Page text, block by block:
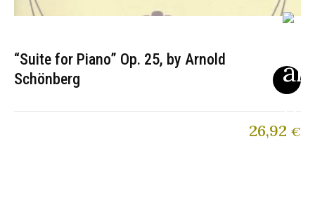
“Suite for Piano” Op. 25, by Arnold
Schönberg
26,92 €